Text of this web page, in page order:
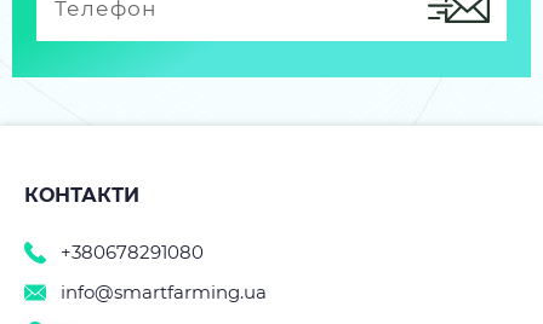
КОНТАКТИ
+380678291080
info@smartfarming.ua